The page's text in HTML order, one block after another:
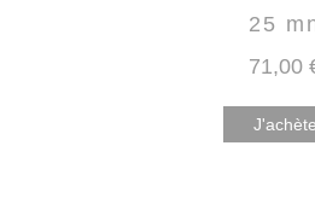
25
71,00
J'achète